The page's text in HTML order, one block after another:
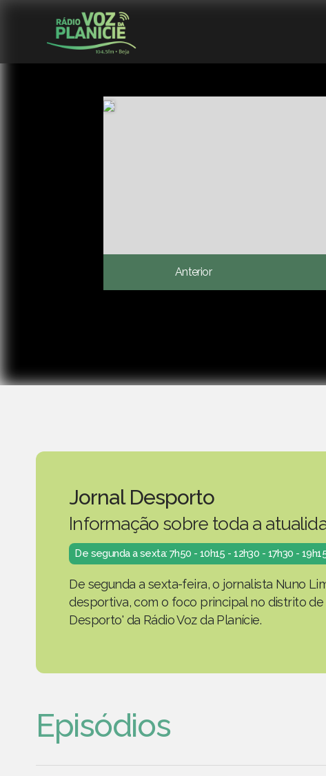
Anterior
Jornal Desporto
Informação sobre toda a
De segunda a sexta: 7h50 - 10h15 - 12h30 - 17h30 -
De segunda a sexta-feira, o jornalista Nuno
desportiva, com o foco principal no distrito de
Desporto' da Rádio Voz da Planície.
Episódios